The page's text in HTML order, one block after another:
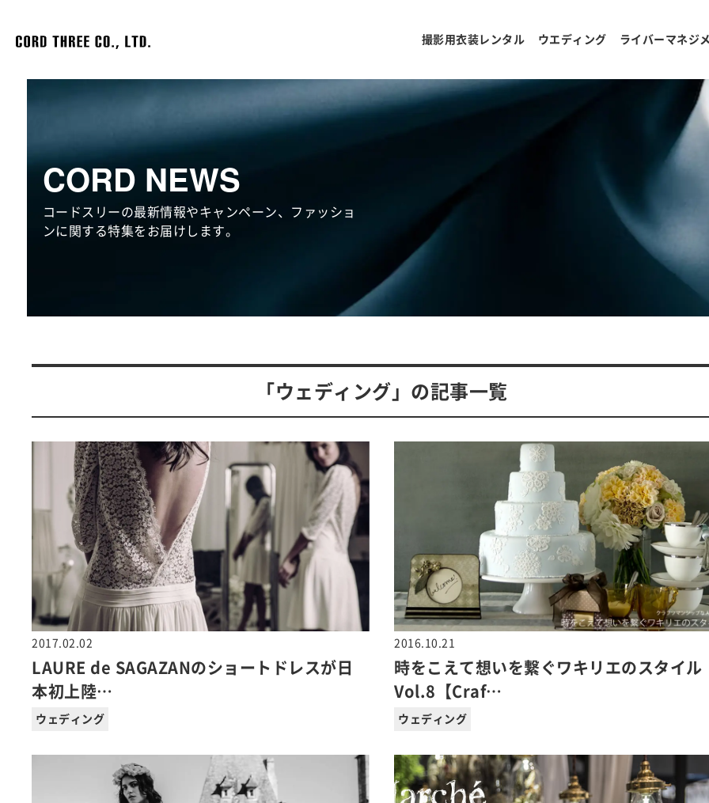
撮影用衣装レンタル ウエディング ライバーマネジ
CORD NEWS
コードスリーの最新情報やキャンペーン、ファッショ
ンに関する特集をお届けします。
「ウェディング」の記事一覧
2017.02.02
LAURE de SAGAZANのショートドレスが日
本初上陸…
ウェディング
2016.10.21
時をこえて想いを繋ぐワキリエのスタイル
Vol.8【Craf…
ウェディング